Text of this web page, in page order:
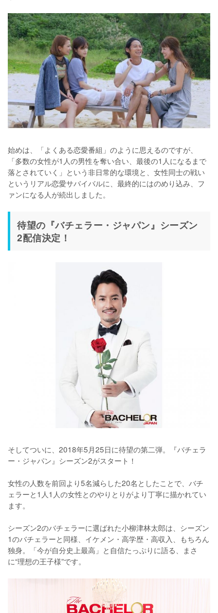
始めは、「よくある恋愛番組」のように思えるのですが、
「多数の女性が1人の男性を奪い合い、最後の1人になるまで
落とされていく」という非日常的な環境と、女性同士の戦い
というリアル恋愛サバイバルに、最終的にはのめり込み、フ
ァンになる人が続出しました。
待望の『バチェラー・ジャパン』シーズン
2配信決定！
そしてついに、2018年5月25日に待望の第二弾。『バチェラ
ー・ジャパン』シーズン2がスタート！
女性の人数を前回より5名減らした20名としたことで、バチ
ェラーと1人1人の女性とのやりとりがより丁寧に描かれてい
ます。
シーズン2のバチェラーに選ばれた小柳津林太郎は、シーズン
1のバチェラーと同様、イケメン・高学歴・高収入、もちろん
独身。「今が自分史上最高」と自信たっぷりに語る、まさ